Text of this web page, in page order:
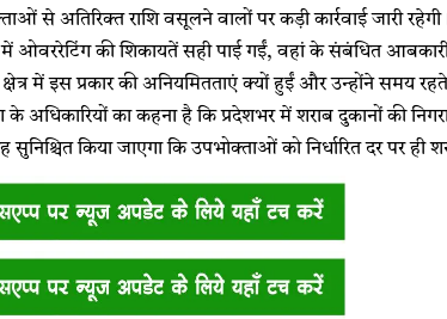
से अतिरिक्त राशि वसूलने वालों पर कड़ी कार्रवाई जारी
ओवररेटिंग की शिकायतें सही पाई गईं, वहां के संबंधित
में इस प्रकार की अनियमितताएं क्यों हुईं और उन्होंने समय
के अधिकारियों का कहना है कि प्रदेशभर में शराब दुकानों की
किया जाएगा कि उपभोक्ताओं को निर्धारित दर पर ही